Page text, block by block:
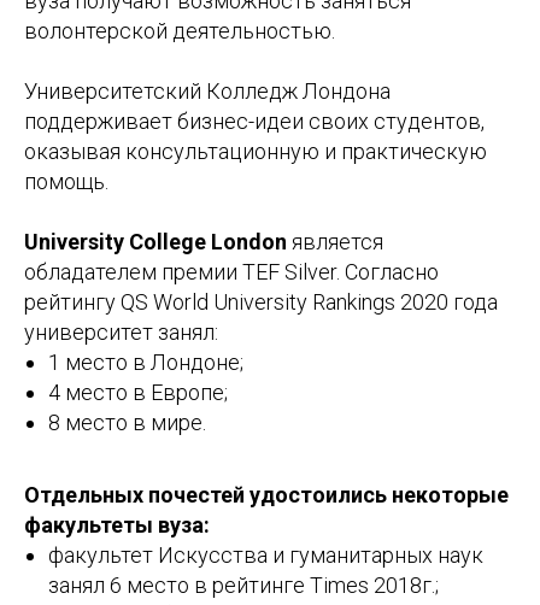
волонтерской деятельностью.
Университетский Колледж Лондона
поддерживает бизнес-идеи своих студентов,
оказывая консультационную и практическую
помощь.
University College London является
обладателем премии TEF Silver. Согласно
рейтингу QS World University Rankings 2020 года
университет занял:
1 место в Лондоне;
4 место в Европе;
8 место в мире.
Отдельных почестей удостоились некоторые
факультеты вуза:
факультет Искусства и гуманитарных наук
занял 6 место в рейтинге Times 2018г.;